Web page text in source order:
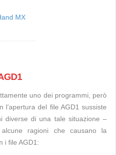
MX
uno dei programmi, però
l’apertura del file AGD1 sussiste
diverse di una tale situazione –
ragioni che causano la
i file AGD1: